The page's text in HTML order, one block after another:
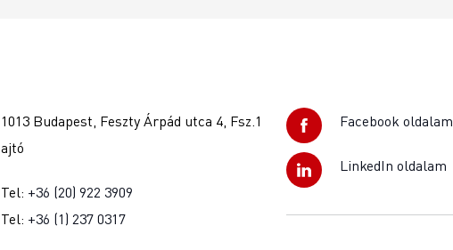
1013 Budapest, Feszty Árpád utca 4, Fsz.1
ajtó
Tel: +36 (20) 922 3909
Tel: +36 (1) 237 0317
Facebook oldalam
LinkedIn oldalam